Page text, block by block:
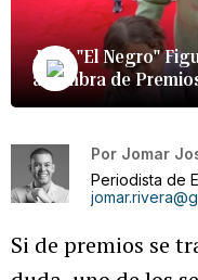
José "El Negro"
alfombra de
Por Jomar
Periodista de
Si de premios se